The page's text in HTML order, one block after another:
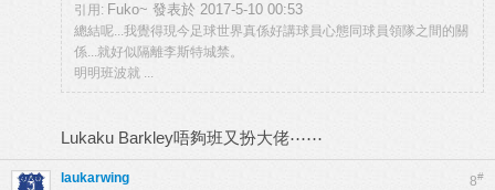
引用: Fuko~ 發表於 2017-5-10 00:53
總結呢...我覺得現今足球世界真係好講球員心態同球員領隊之間的關
係...就好似隔離李斯特城禁。
明明班波就 ...
Lukaku Barkley唔夠班又扮大佬⋯⋯
8#
laukarwing